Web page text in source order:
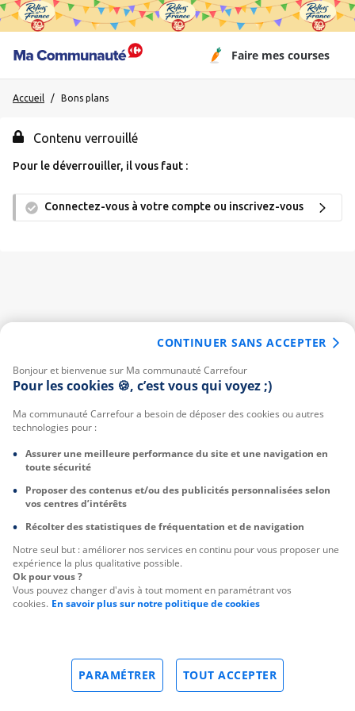
Faire mes courses
Invité
S'INFORMER
Act For Food
Club Carrefour
30 ans de Reflets de France
PARTICIPER
Rendez-vous clients
Accueil / Bons plans
Contenu verrouillé
Pour le déverrouiller, il vous faut :
Connectez-vous à votre compte ou inscrivez-vous
Accueil Moi Messagerie
Bonjour et bienvenue sur Ma communauté Carrefour
Pour les cookies 🍪, c’est vous qui voyez ;)
Ma communauté Carrefour a besoin de déposer des cookies ou autres
technologies pour :
Assurer une meilleure performance du site et une navigation en
toute sécurité
Proposer des contenus et/ou des publicités personnalisées selon
vos centres d’intérêts
Récolter des statistiques de fréquentation et de navigation
Notre seul but : améliorer nos services en continu pour vous proposer une
expérience la plus qualitative possible.
Ok pour vous ?
Vous pouvez changer d'avis à tout moment en paramétrant vos
cookies. En savoir plus sur notre politique de cookies
TOUT ACCEPTER
PARAMÉTRER
CONTINUER SANS ACCEPTER